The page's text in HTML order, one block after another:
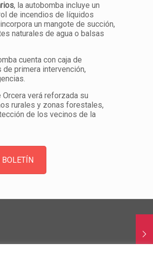
, la autobomba incluye un
de incendios de líquidos
un mangote de succión,
naturales de agua o balsas
cuenta con caja de
primera intervención,
verá reforzada su
rurales y zonas forestales,
de los vecinos de la